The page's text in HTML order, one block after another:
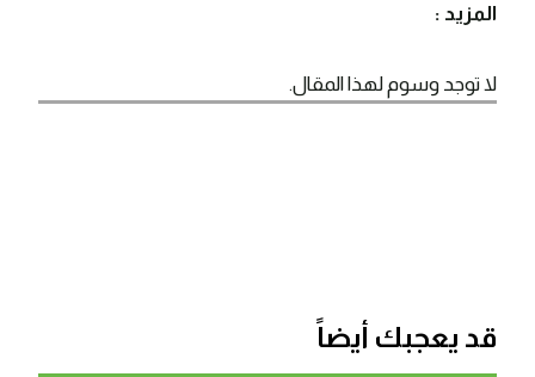
المزيد :
لا توجد وسوم لهذا المقال.
قد يعجبك أيضاً